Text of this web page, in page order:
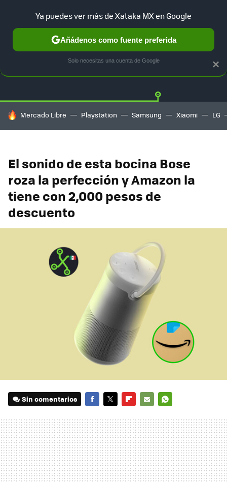
GUÍA DE COMPRAS MERCADO LIBRE
HOY SE HABLA DE
Mercado Libre Playstation Samsung Xiaomi LG
El sonido de esta bocina Bose
roza la perfección y Amazon la
tiene con 2,000 pesos de
descuento
Sin comentarios
MAIL
×
Ya puedes ver más de Xataka MX en Google
Añádenos como fuente preferida
Solo necesitas una cuenta de Google